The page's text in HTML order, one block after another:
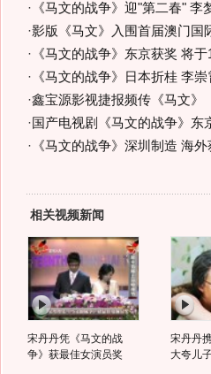
· 《马文的战争》迎"第二春" 李
·影版《马文》入围首届澳门国
· 《马文的战争》东京获奖 将
· 《马文的战争》日本折桂 李
·鑫宝源影视捷报频传《马文》
· 国产电视剧《马文的战争》东
· 《马文的战争》深圳制造 海
相关视频新闻
宋丹丹凭《马文的战
争》获最佳女演员奖
宋丹丹
大夸儿